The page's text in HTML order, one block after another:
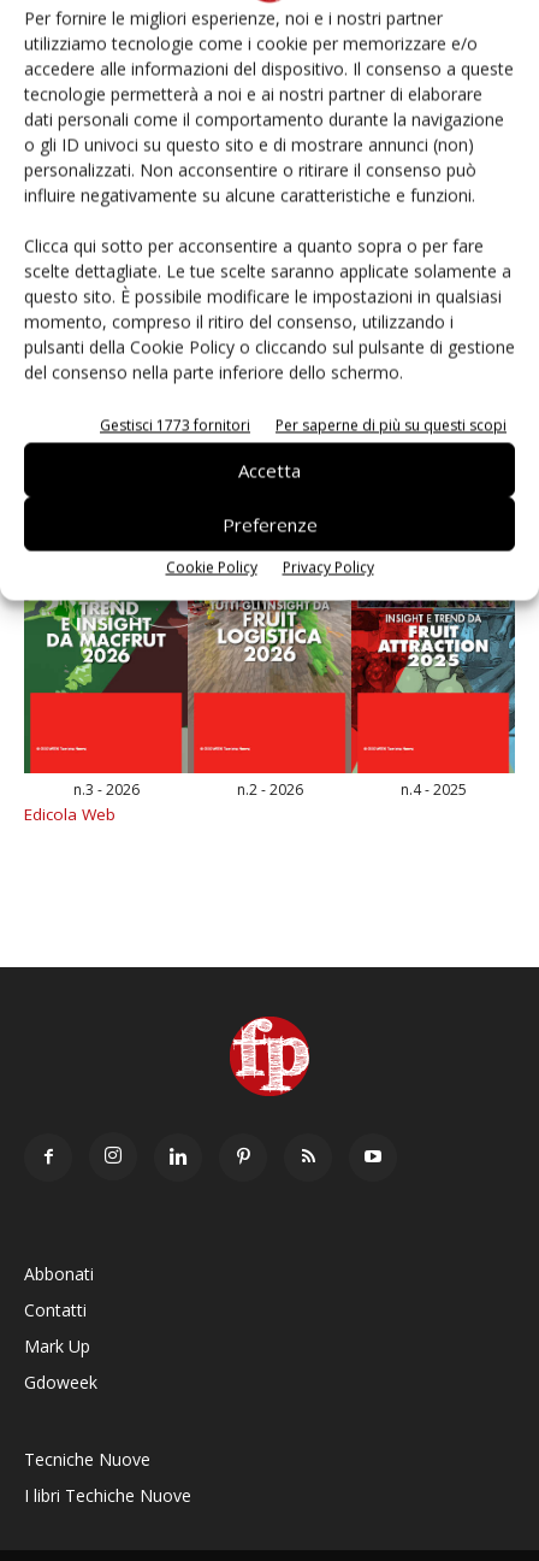
Per fornire le migliori esperienze, noi e i nostri partner
utilizziamo tecnologie come i cookie per memorizzare e/o
accedere alle informazioni del dispositivo. Il consenso a queste
tecnologie permetterà a noi e ai nostri partner di elaborare
dati personali come il comportamento durante la navigazione
o gli ID univoci su questo sito e di mostrare annunci (non)
personalizzati. Non acconsentire o ritirare il consenso può
influire negativamente su alcune caratteristiche e funzioni.
Clicca qui sotto per acconsentire a quanto sopra o per fare
scelte dettagliate. Le tue scelte saranno applicate solamente a
questo sito. È possibile modificare le impostazioni in qualsiasi
momento, compreso il ritiro del consenso, utilizzando i
pulsanti della Cookie Policy o cliccando sul pulsante di gestione
del consenso nella parte inferiore dello schermo.
Gestisci 1773 fornitori Per saperne di più su questi scopi
Accetta
Preferenze
Cookie Policy Privacy Policy
L’ortofrutta di Extra Supermercati tra localismo e
Ai #Repartofresh
Non è una susina: è Metis… e può rivoluzionare la
categoria
Fichidindia, tutto quello che serve per la raccolta
fai da te
n.3 - 2026 n.2 - 2026 n.4 - 2025
Edicola Web
Abbonati
Contatti
Mark Up
Gdoweek
Tecniche Nuove
I libri Techiche Nuove